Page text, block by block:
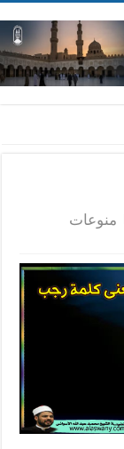
منوعات